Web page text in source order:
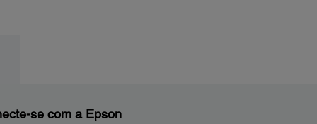
se com a Epson